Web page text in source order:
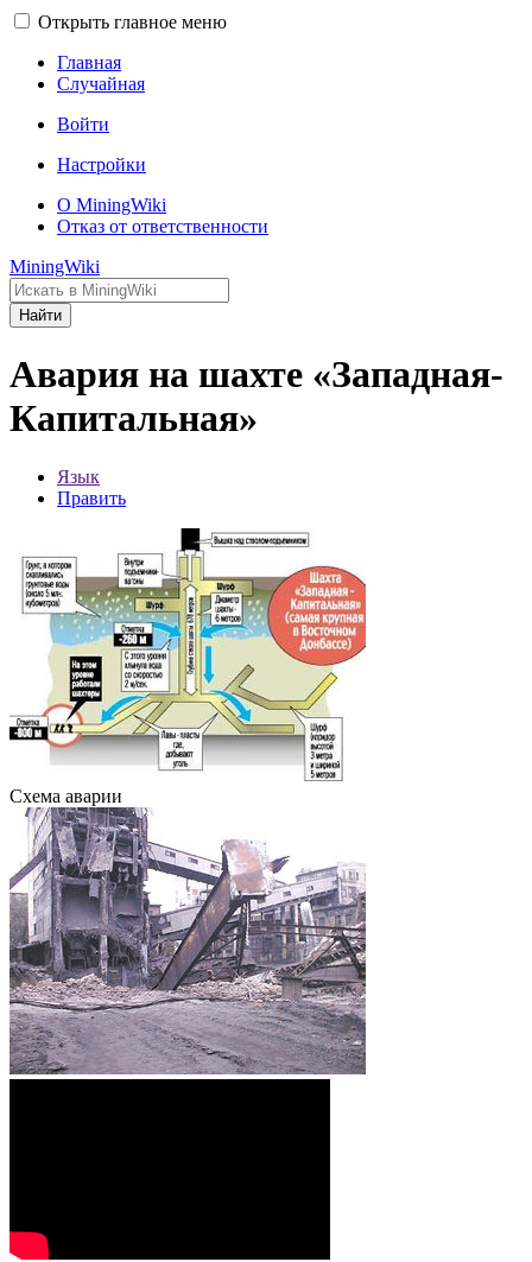
Открыть главное меню
Главная
Случайная
Войти
Настройки
О MiningWiki
Отказ от ответственности
MiningWiki
Найти
Авария на шахте «Западная-
Капитальная»
Язык
Править
Схема аварии